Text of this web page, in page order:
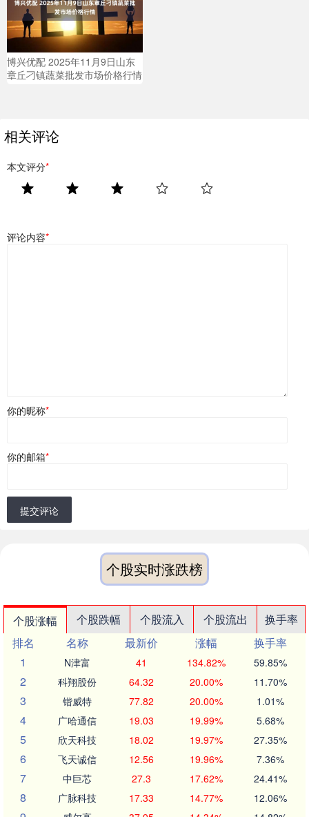
博兴优配 2025年11月9日山东
章丘刁镇蔬菜批发市场价格行情
相关评论
本文评分*
评论内容*
你的昵称*
你的邮箱*
提交评论
个股实时涨跌榜
个股涨幅 个股跌幅 个股流入 个股流出
换手率
排名
名称 最新价 涨幅
换手率
1
N津富 41 134.82% 59.85%
2 科翔股份 64.32 20.00% 11.70%
3 锴威特 77.82 20.00% 1.01%
4 广哈通信 19.03 19.99% 5.68%
5 欣天科技 18.02 19.97% 27.35%
6 飞天诚信 12.56 19.96% 7.36%
7 中巨芯 27.3 17.62% 24.41%
8 广脉科技 17.33 14.77% 12.06%